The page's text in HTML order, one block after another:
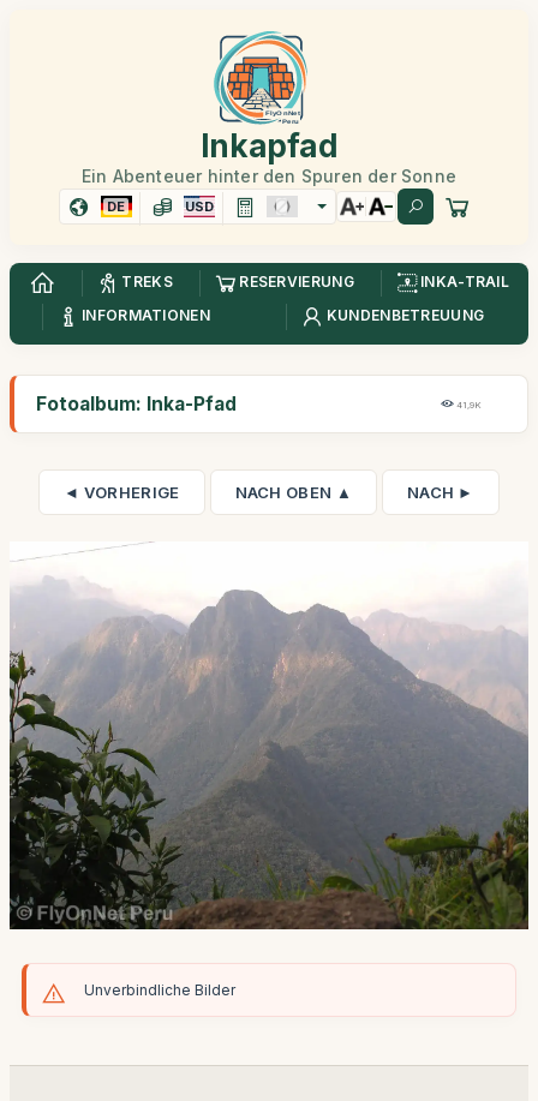
Inkapfad
Ein Abenteuer hinter den Spuren der Sonne
DE USD
TREKS RESERVIERUNG
INKA-TRAIL
INFORMATIONEN
KUNDENBETREUUNG
Fotoalbum: Inka-Pfad 41,9K
◄ VORHERIGE NACH OBEN ▲ NACH ►
Unverbindliche Bilder